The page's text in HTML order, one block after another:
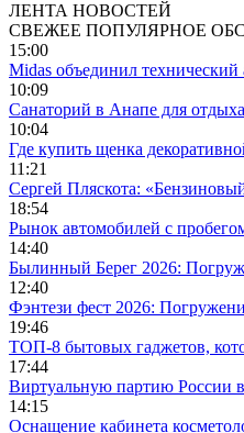
ЛЕНТА НОВОСТЕЙ
СВЕЖЕЕ ПОПУЛЯРНОЕ
15:00
Midas объединил
10:09
Санаторий в Анапе для
10:04
Где купить щенка
11:21
Сергей Пляскота:
18:54
Рынок автомобилей с
14:40
Былинный Берег 2026:
12:40
Фэнтези фест 2026:
19:46
ТОП-8 бытовых гаджетов,
17:44
Виртуальную партию России
14:15
Оснащение кабинета